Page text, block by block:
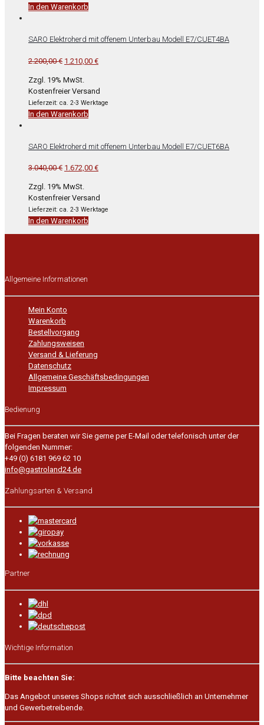
In den Warenkorb
SARO Elektroherd mit offenem Unterbau Modell E7/CUET4BA
2.200,00€ Ursprünglicher
war:
2.200,00 €
1.210,00 €Aktueller
1.210,00 €.
Zzgl. 19% MwSt.
Kostenfreier Versand
Lieferzeit: ca. 2-3 Werktage
In den Warenkorb
SARO Elektroherd mit offenem Unterbau Modell E7/CUET6BA
3.040,00€ Ursprünglicher
war:
3.040,00 €
1.672,00 €Aktueller
1.672,00 €.
Zzgl. 19% MwSt.
Kostenfreier Versand
Lieferzeit: ca. 2-3 Werktage
In den Warenkorb
Allgemeine Informationen
Mein Konto
Warenkorb
Bestellvorgang
Zahlungsweisen
Versand & Lieferung
Datenschutz
Allgemeine Geschäftsbedingungen
Impressum
Bedienung
Bei Fragen beraten wir Sie gerne per E-Mail oder telefonisch unter der
folgenden Nummer:
+49 (0) 6181 969 62 10
info@gastroland24.de
Zahlungsarten & Versand
Partner
Wichtige Information
Bitte beachten Sie:
Das Angebot unseres Shops richtet sich ausschließlich an Unternehmer
und Gewerbetreibende.